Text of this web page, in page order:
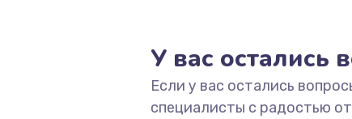
У вас остались
Если у вас остались
специалисты с радостью